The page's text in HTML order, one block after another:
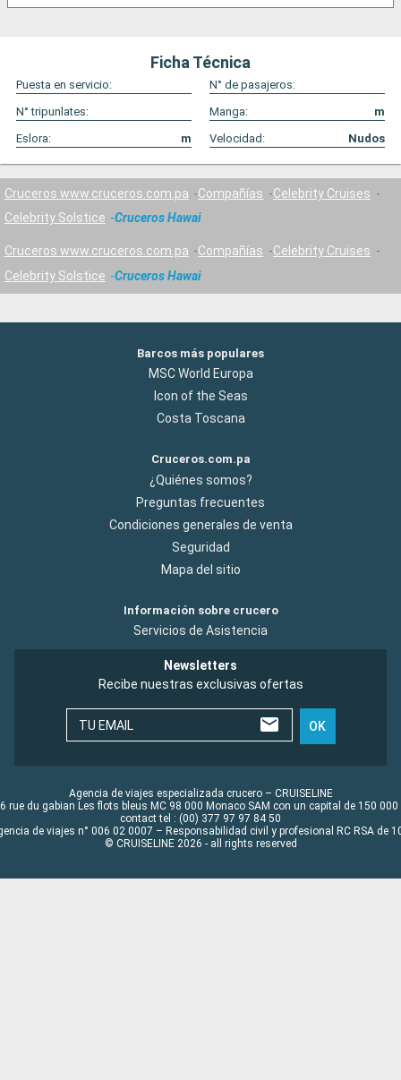
Ficha Técnica
Puesta en servicio:
N° de pasajeros:
N° tripunlates:
Manga:
m
Eslora:
m Velocidad: Nudos
Cruceros www.cruceros.com.pa Compañías
Celebrity Cruises
Celebrity Solstice
Cruceros Hawai
Cruceros www.cruceros.com.pa Compañías
Celebrity Cruises
Celebrity Solstice
Cruceros Hawai
Barcos más populares
MSC World Europa
Icon of the Seas
Costa Toscana
Cruceros.com.pa
¿Quiénes somos?
Preguntas frecuentes
Condiciones generales de venta
Seguridad
Mapa del sitio
Información sobre crucero
Servicios de Asistencia
Newsletters
Recibe nuestras exclusivas ofertas
TU EMAIL OK
Agencia de viajes especializada crucero – CRUISELINE
rue du gabian Les flots bleus MC 98 000 Monaco SAM con un capital de 150 000
contact tel : (00) 377 97 97 84 50
de viajes n° 006 02 0007 – Responsabilidad civil y profesional RC RSA de
© CRUISELINE 2026 - all rights reserved